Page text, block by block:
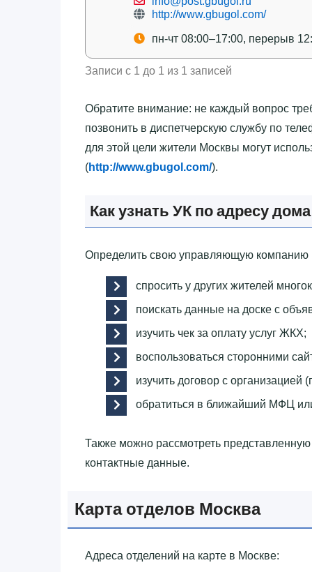
http://www.gbugol.com/
пн-чт 08:00–17:00, перерыв
Записи с 1 до 1 из 1 записей
Обратите внимание: не каждый вопрос
позвонить в диспетчерскую службу по
для этой цели жители Москвы могут
(http://www.gbugol.com/).
Как узнать УК по адресу дома
Определить свою управляющую компанию
спросить у других жителей
поискать данные на доске с
изучить чек за оплату услуг ЖКХ;
воспользоваться сторонними
изучить договор с организацией
обратиться в ближайший МФЦ
Также можно рассмотреть
контактные данные.
Карта отделов Москва
Адреса отделений на карте в Москве: